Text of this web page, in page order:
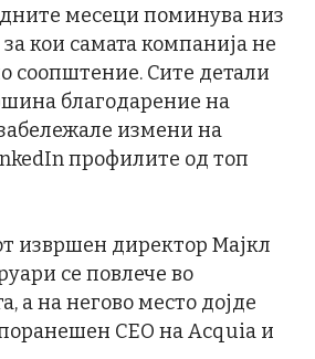
месеци поминува низ
кои самата компанија не
соопштение. Сите детали
благодарение на
измени на
профилите од топ
извршен директор Мајкл
се повлече во
а на негово место дојде
CEO на Acquia и